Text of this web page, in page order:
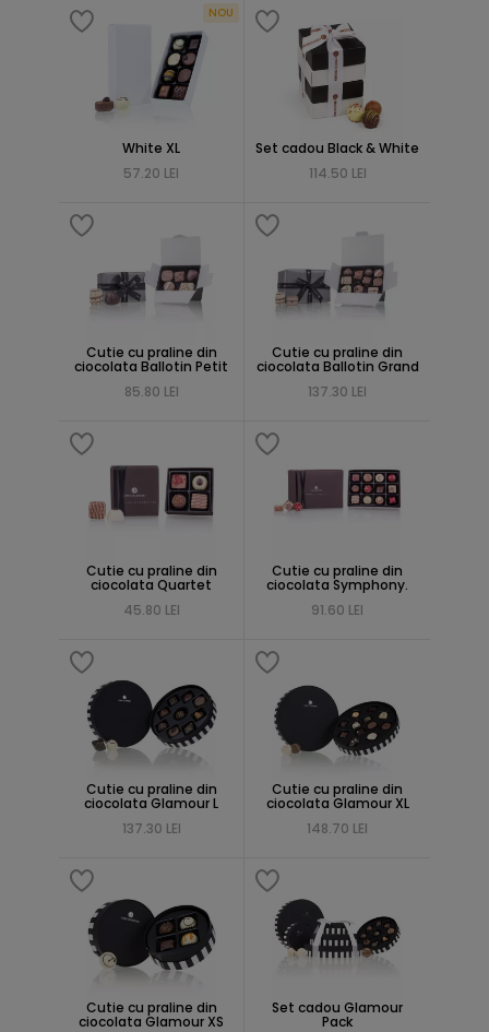
NOU
White XL
57.20 LEI
Set cadou Black & White
114.50 LEI
Cutie cu praline din
ciocolata Ballotin Petit
85.80 LEI
Cutie cu praline din
ciocolata Ballotin Grand
137.30 LEI
Cutie cu praline din
ciocolata Quartet
45.80 LEI
Cutie cu praline din
ciocolata Symphony.
91.60 LEI
Cutie cu praline din
ciocolata Glamour L
137.30 LEI
Cutie cu praline din
ciocolata Glamour XL
148.70 LEI
Cutie cu praline din
ciocolata Glamour XS
Set cadou Glamour
Pack